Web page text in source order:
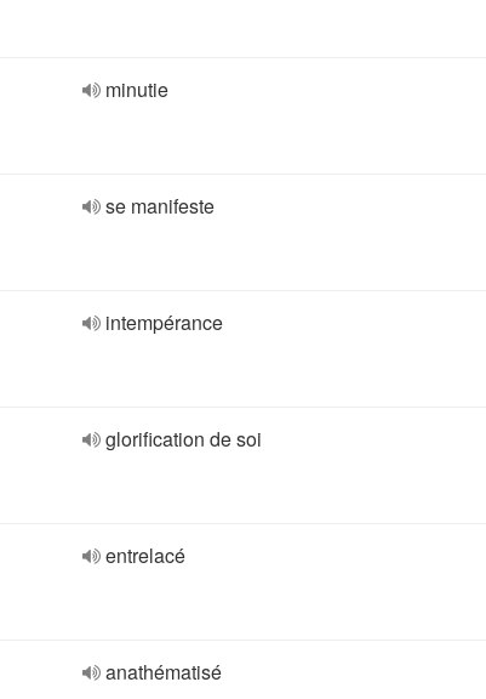
minutie
se manifeste
intempérance
glorification de soi
entrelacé
anathématisé